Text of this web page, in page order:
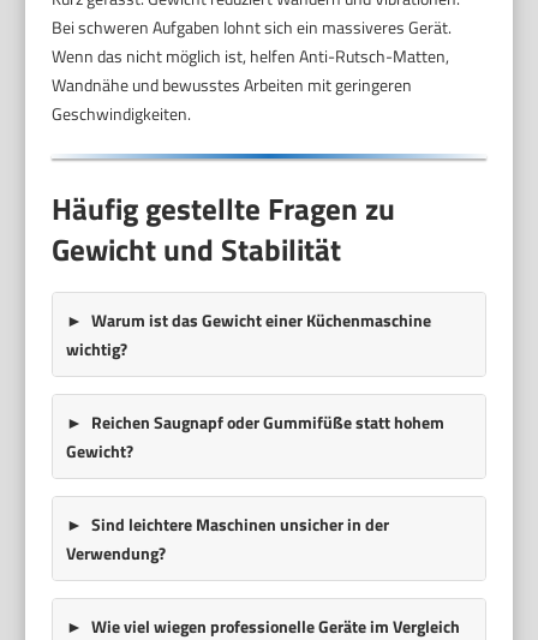
Bei schweren Aufgaben lohnt sich ein massiveres Gerät.
Wenn das nicht möglich ist, helfen Anti-Rutsch-Matten,
Wandnähe und bewusstes Arbeiten mit geringeren
Geschwindigkeiten.
Häufig gestellte Fragen zu
Gewicht und Stabilität
Warum ist das Gewicht einer Küchenmaschine
wichtig?
Reichen Saugnapf oder Gummifüße statt hohem
Gewicht?
Sind leichtere Maschinen unsicher in der
Verwendung?
Wie viel wiegen professionelle Geräte im Vergleich